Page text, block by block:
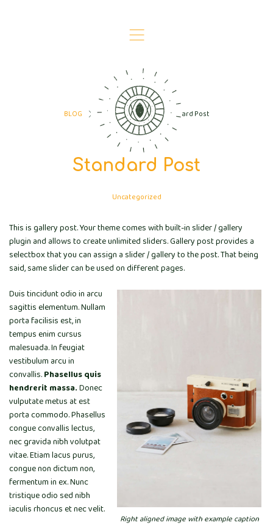
,
BLOG > Uncategorized > Standard Post
Standard Post
Uncategorized
This is gallery post. Your theme comes with built-in slider / gallery
plugin and allows to create unlimited sliders. Gallery post provides a
selectbox that you can assign a slider / gallery to the post. That being
said, same slider can be used on different pages.
Right aligned image with example caption
Duis tincidunt odio in arcu
sagittis elementum. Nullam
porta facilisis est, in
tempus enim cursus
malesuada. In feugiat
vestibulum arcu in
convallis.Phasellus quis
hendrerit massa.Donec
vulputate metus at est
porta commodo. Phasellus
congue convallis lectus,
nec gravida nibh volutpat
vitae. Etiam lacus purus,
congue non dictum non,
fermentum in ex. Nunc
tristique odio sed nibh
iaculis rhoncus et nec velit.